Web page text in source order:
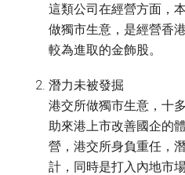
這類公司在經營方面，
做獨市生意，是經營香
較為進取的金飾股。
潛力未被發掘
港交所做獨市生意，十
助來港上市改善國企的
營，港交所身負重任，
計，同時是打入內地市